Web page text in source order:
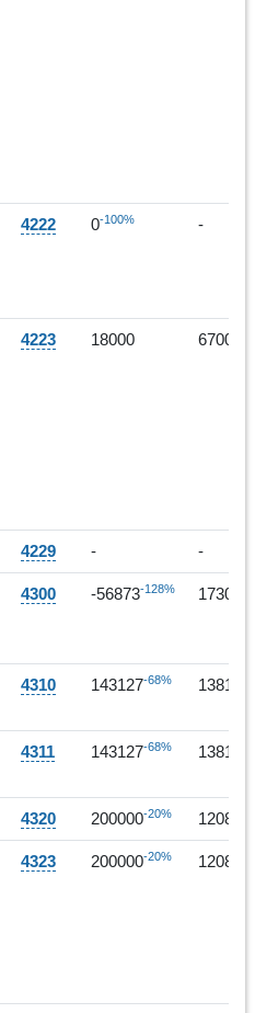
4222 0-100% -
4223 18000 6700
4229 - -
4300 -56873-128% 173019
4310 143127-68%
4311 143127-68%
4320 200000-20%
4323 200000-20%